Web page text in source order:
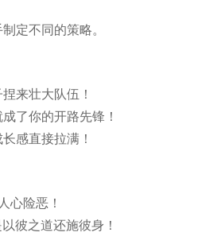
定不同的策略。
来壮大队伍！
了你的开路先锋！
感直接拉满！
心险恶！
彼之道还施彼身！